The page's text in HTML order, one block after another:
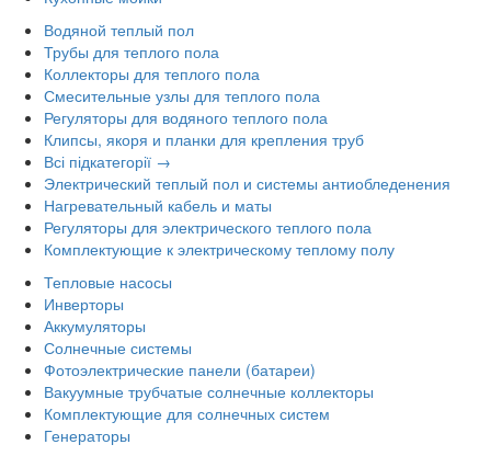
Водяной теплый пол
Трубы для теплого пола
Коллекторы для теплого пола
Смесительные узлы для теплого пола
Регуляторы для водяного теплого пола
Клипсы, якоря и планки для крепления труб
Всі підкатегорії →
Электрический теплый пол и системы антиобледенения
Нагревательный кабель и маты
Регуляторы для электрического теплого пола
Комплектующие к электрическому теплому полу
Тепловые насосы
Инверторы
Аккумуляторы
Солнечные системы
Фотоэлектрические панели (батареи)
Вакуумные трубчатые солнечные коллекторы
Комплектующие для солнечных систем
Генераторы